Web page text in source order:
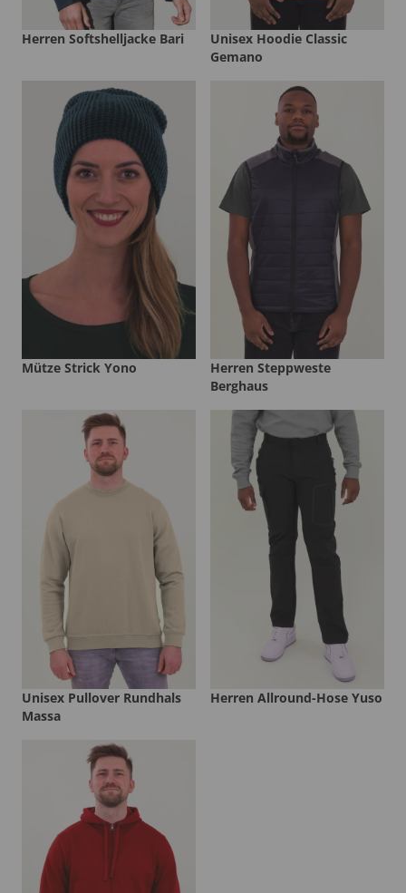
Herren Softshelljacke Bari
Unisex Hoodie Classic
Gemano
Mütze Strick Yono
Herren Steppweste
Berghaus
Unisex Pullover Rundhals
Massa
Herren Allround-Hose Yuso